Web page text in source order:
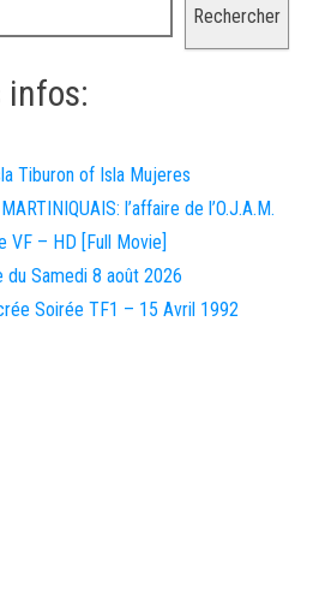
Rechercher
infos:
Tiburon of Isla Mujeres
l’affaire de l’O.J.A.M.
VF – HD [Full Movie]
Samedi 8 août 2026
Soirée TF1 – 15 Avril 1992